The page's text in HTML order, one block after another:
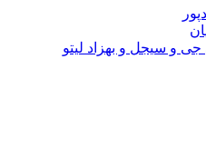
و سیجل و بهزاد لیتو